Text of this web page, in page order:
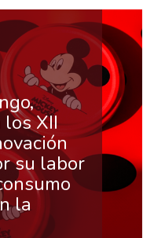
XII
su labor
la